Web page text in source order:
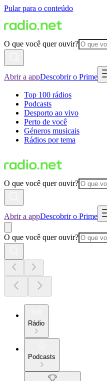
Pular para o conteúdo
O que você quer ouvir?
Abrir a appDescobrir o Prime
Top 100 rádios
Podcasts
Desporto ao vivo
Perto de você
Géneros musicais
Rádios por tema
O que você quer ouvir?
Abrir a appDescobrir o Prime
O que você quer ouvir?
Rádio
Podcasts